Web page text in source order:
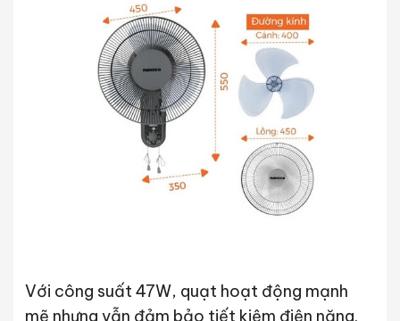
Với công suất 47W, quạt hoạt động mạnh
mẽ nhưng vẫn đảm bảo tiết kiệm điện năng.